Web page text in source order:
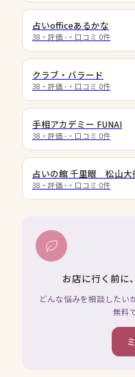
占いofficeあるかな
38 ・評価 - ・口コミ 0件
クラブ・バラード
38 ・評価 - ・口コミ 0件
手相アカデミー FUNAI
38 ・評価 - ・口コミ 0件
占いの館 千里眼 松山大
38 ・評価 - ・口コミ 0件
お店に行く前に
どんな悩みを相談したい
無料